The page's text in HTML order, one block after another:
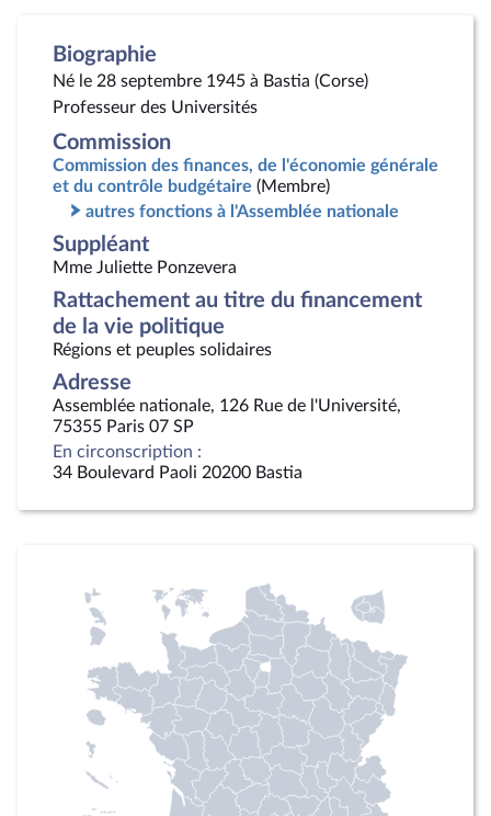
Biographie
Né le 28 septembre 1945 à Bastia (Corse)
Professeur des Universités
Commission
Commission des finances, de l'économie générale
et du contrôle budgétaire (Membre)
autres fonctions à l'Assemblée nationale
Suppléant
Mme Juliette Ponzevera
Rattachement au titre du financement
de la vie politique
Régions et peuples solidaires
Adresse
Assemblée nationale, 126 Rue de l'Université,
75355 Paris 07 SP
En circonscription :
34 Boulevard Paoli 20200 Bastia